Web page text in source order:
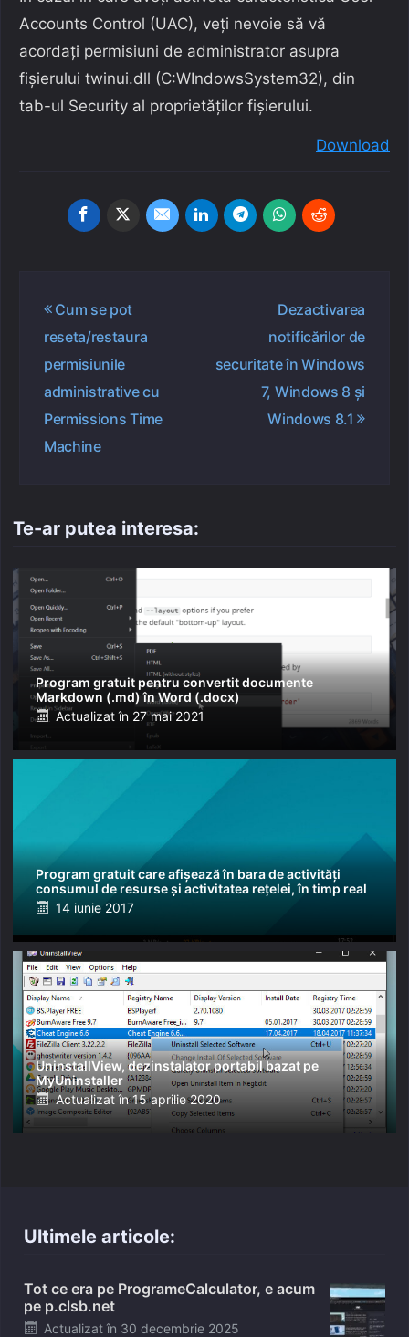
Accounts Control (UAC), veți nevoie să vă
acordați permisiuni de administrator asupra
fișierului twinui.dll (C:WIndowsSystem32), din
tab-ul Security al proprietăților fișierului.
Download
Navigare
articole
Cum se pot
reseta/restaura
permisiunile
administrative cu
Permissions Time
Machine
Dezactivarea
notificărilor de
securitate în Windows
7, Windows 8 și
Windows 8.1
Te-ar putea interesa:
Program gratuit pentru convertit documente
Markdown (.md) în Word (.docx)
Posted
Actualizat în 27 mai 2021
Program gratuit care afișează în bara de activități
consumul de resurse și activitatea rețelei, în timp real
Posted
on
14 iunie 2017
UninstallView, dezinstalator portabil bazat pe
MyUninstaller
Posted
on
Actualizat în 15 aprilie 2020
Ultimele articole:
Tot ce era pe ProgrameCalculator, e acum
pe p.clsb.net
Posted
Actualizat în 30 decembrie 2025